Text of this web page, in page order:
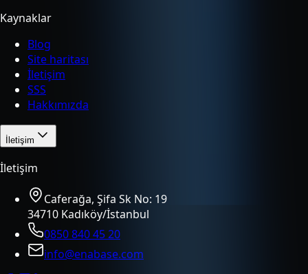
Kaynaklar
Blog
Site haritası
İletişim
SSS
Hakkımızda
İletişim
İletişim
Caferağa, Şifa Sk No: 19
34710 Kadıköy/İstanbul
0850 840 45 20
info@enabase.com